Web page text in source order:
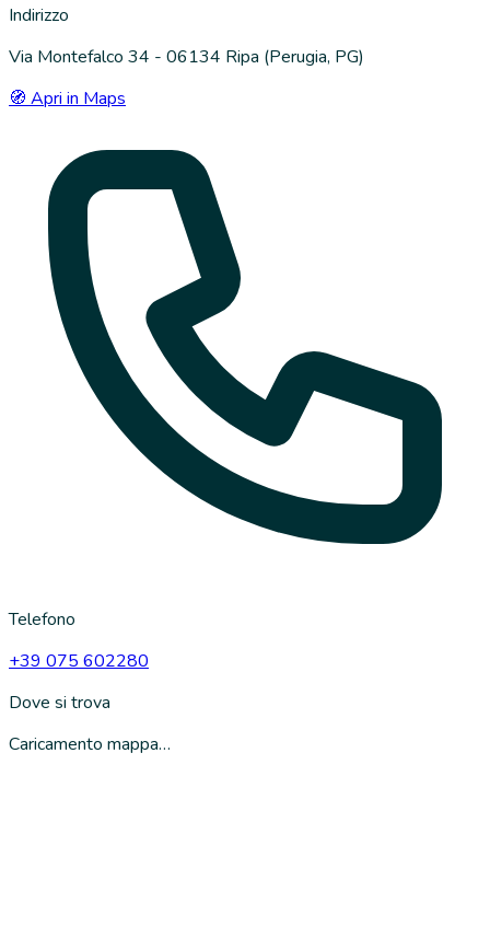
Indirizzo
Via Montefalco 34 - 06134 Ripa (Perugia, PG)
🧭 Apri in Maps
Telefono
+39 075 602280
Dove si trova
Caricamento mappa…